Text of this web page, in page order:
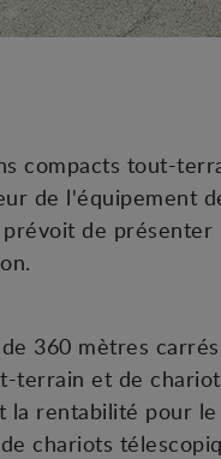
compacts tout-
de l'équipement
de
360 mètres
terrain et de
rentabilité pour
chariots